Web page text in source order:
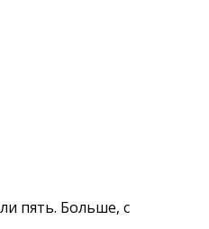
пять. Больше, с